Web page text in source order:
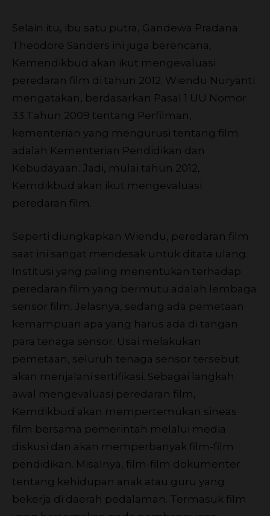
Selain itu, ibu satu putra, Gandewa Pradana
Theodore Sanders ini juga berencana,
Kemendikbud akan ikut mengevaluasi
peredaran film di tahun 2012. Wiendu Nuryanti
mengatakan, berdasarkan Pasal 1 UU Nomor
33 Tahun 2009 tentang Perfilman,
kementerian yang mengurusi tentang film
adalah Kementerian Pendidikan dan
Kebudayaan. Jadi, mulai tahun 2012,
Kemdikbud akan ikut mengevaluasi
peredaran film.
Seperti diungkapkan Wiendu, peredaran film
saat ini sangat mendesak untuk ditata ulang.
Institusi yang paling menentukan terhadap
peredaran film yang bermutu adalah lembaga
sensor film. Jelasnya, sedang ada pemetaan
kemampuan apa yang harus ada di tangan
para tenaga sensor. Usai melakukan
pemetaan, seluruh tenaga sensor tersebut
akan menjalani sertifikasi. Sebagai langkah
awal mengevaluasi peredaran film,
Kemdikbud akan mempertemukan sineas
film bersama pemerintah melalui media
diskusi dan akan memperbanyak film-film
pendidikan. Misalnya, film-film dokumenter
tentang kehidupan anak atau guru yang
bekerja di daerah pedalaman. Termasuk film